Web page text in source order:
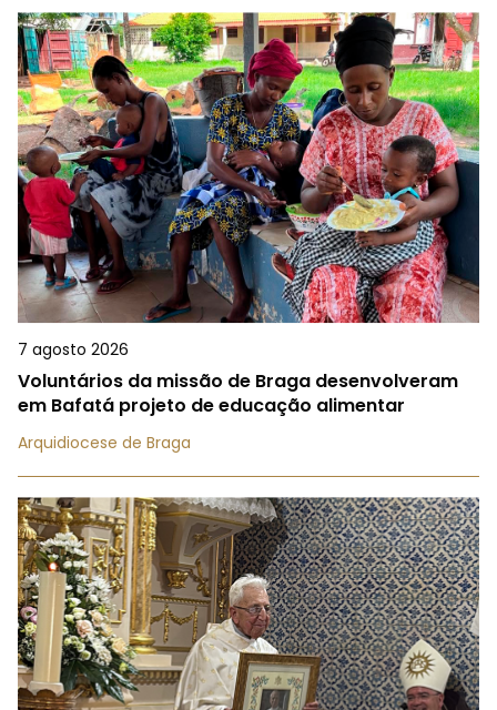
7 agosto 2026
Voluntários da missão de Braga desenvolveram
em Bafatá projeto de educação alimentar
Arquidiocese de Braga